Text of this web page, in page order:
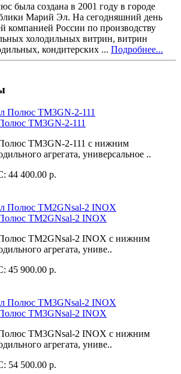
была создана в 2001 году в городе
Марий Эл. На сегодняшний день
компанией России по производству
холодильных витрин, витрин
кондитерских ... Подробнее...
TM3GN-2-111
TM3GN-2-111 с нижним
агрегата, универсальное ..
44 400.00 р.
TM2GNsal-2 INOX
TM2GNsal-2 INOX с нижним
агрегата, униве..
45 900.00 р.
TM3GNsal-2 INOX
TM3GNsal-2 INOX с нижним
агрегата, униве..
54 500.00 р.